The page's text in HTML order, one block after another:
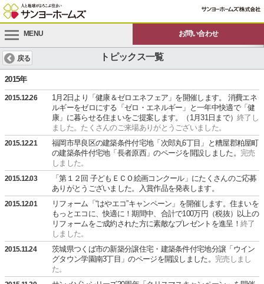
お問い合わせ
MENU
戻る トピックス一覧
2015年
2015.12.26
1月2日より「健康＆ゼロエネフェア」を開催します。 消費エネ
ルギーをゼロにする「ゼロ・エネルギー」と一年中快適で「健
康」に暮らせる住まいをご提案します。（1月31日まで）終了し
ました。たくさんのご来場ありがとうございました。
2015.12.21
福岡市早良区の建築条件付宅地「次郎丸6丁目」と糟屋郡粕屋町
の建築条件付宅地「長者原西」のページを開設しました。 完売
しました。
2015.12.03
「第１２回 子どもＥＣＯ絵画コンクール」にたくさんのご応募
ありがとうございました。入賞作品を発表します。
2015.12.01
リフォーム「“はやエコ”キャンペーン」を開催します。住まいを
もっとエコに、快適に！期間中、合計で100万円（税抜）以上の
リフォームをご成約された方に素敵なプレゼントを進呈！ 終了
しました。
2015.11.24
茨城県つくば市の新築分譲住宅・建築条件付宅地分譲「ウイン
グタウン学園南3丁目」のページを開設しました。 完売しまし
た。